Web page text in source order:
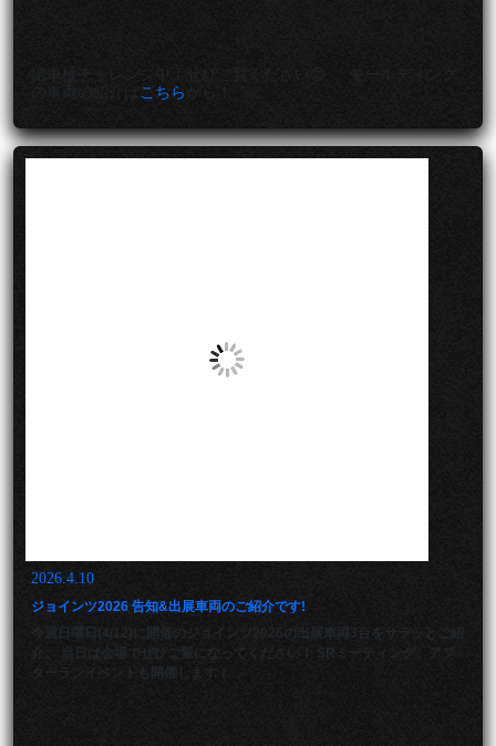
認車検チャレンジ中！ぜひご覧ください😊 モールディング
こちら から！
2026.4.10
ジョインツ2026 告知&出展車両のご紹介です!
今週日曜日(4/12)に開催のジョインツ2026の出展車両3台をサラッとご紹
介。
当日は会場でぜひご覧になってください！
SRミーティング、アフ
ターランイベントも開催します！